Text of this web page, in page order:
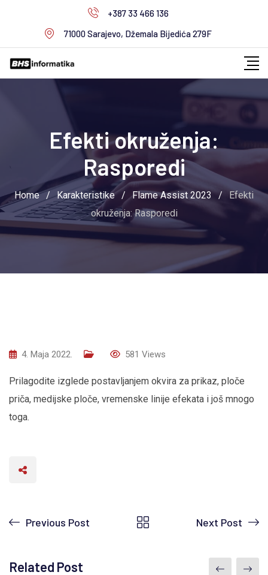
+387 33 466 136
71000 Sarajevo, Džemala Bijedića 279F
Efekti okruženja:
Rasporedi
Home / Karakteristike / Flame Assist 2023 /
Efekti
okruženja: Rasporedi
4. Maja 2022. 581 Views
Prilagodite izglede postavljanjem okvira za prikaz, ploče
priča, medijske ploče, vremenske linije efekata i još mnogo
toga.
Previous Post Next Post
Related Post